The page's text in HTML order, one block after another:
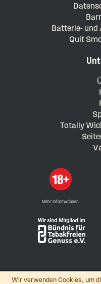
Wir verwenden Cookies, um
Batterie-
Quit
Totally
Mehr Informationen